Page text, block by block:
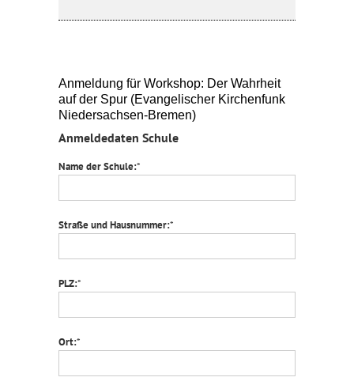
Anmeldung für Workshop: Der Wahrheit
auf der Spur (Evangelischer Kirchenfunk
Niedersachsen-Bremen)
Anmeldedaten Schule
Name der Schule:*
Straße und Hausnummer:*
PLZ:*
Ort:*